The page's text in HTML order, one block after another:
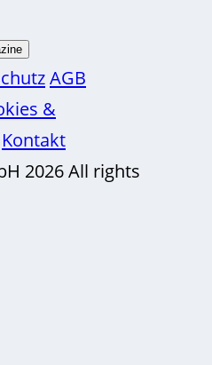
AGB
&
Kontakt
2026 All rights